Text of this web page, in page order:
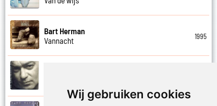
Wij gebruiken cookies
Bart Herman
Vannacht
1995